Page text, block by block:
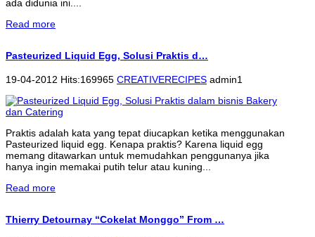
ada didunia ini....
Read more
Pasteurized Liquid Egg, Solusi Praktis d…
19-04-2012 Hits:169965 CREATIVERECIPES admin1
Praktis adalah kata yang tepat diucapkan ketika menggunakan
Pasteurized liquid egg. Kenapa praktis? Karena liquid egg
memang ditawarkan untuk memudahkan penggunanya jika
hanya ingin memakai putih telur atau kuning...
Read more
Thierry Detournay “Cokelat Monggo” From …